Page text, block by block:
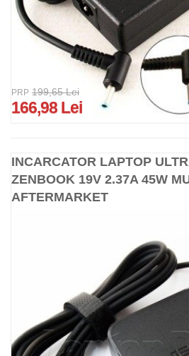
PRP 199,65 Lei
166,98 Lei
INCARCATOR LAPTOP
ZENBOOK 19V 2.37A 45W
AFTERMARKET